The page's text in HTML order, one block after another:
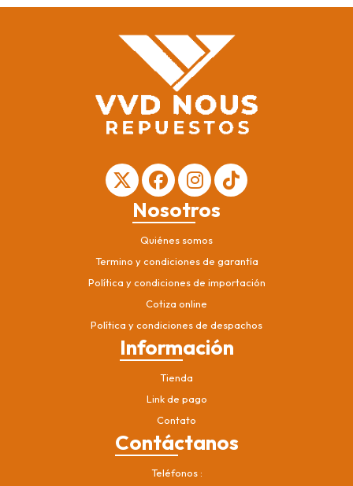
Nosotros
Quiénes somos
Termino y condiciones de garantía
Política y condiciones de importación
Cotiza online
Política y condiciones de despachos
Información
Tienda
Link de pago
Contato
Contáctanos
Teléfonos